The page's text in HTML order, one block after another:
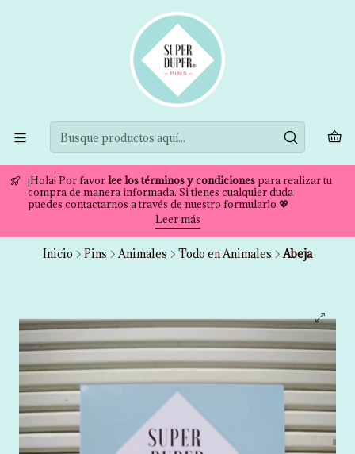
¡Hola! Por favorlee los términos y condicionespara realizar tu
compra de manera informada. Si tienes cualquier duda
puedes contactarnos a través de nuestro formulario 💖
Leer más
Inicio Pins Animales Todo en Animales Abeja